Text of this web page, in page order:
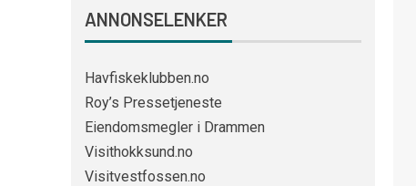
ANNONSELENKER
Havfiskeklubben.no
Roy’s Pressetjeneste
Eiendomsmegler i Drammen
Visithokksund.no
Visitvestfossen.no